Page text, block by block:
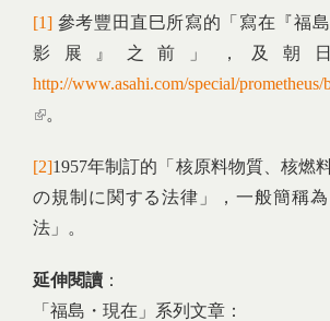
[1] 參考豐田直巳所寫的「寫在『福
影展』之前」，及朝
http://www.asahi.com/special/
(link is external)
。
[2]1957年制訂的「核原料物質、核燃
の規制に関する法律」，一般簡稱
法」。
延伸閱讀 ：
「福島・現在」系列文章：